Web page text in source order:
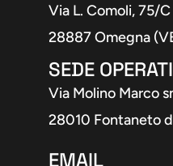
Via L. Comoli, 75/C
28887 Omegna
SEDE
Via Molino Marco
28010 Fontaneto
EMAIL